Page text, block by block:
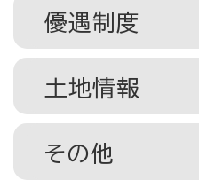
優遇制度
土地情報
その他